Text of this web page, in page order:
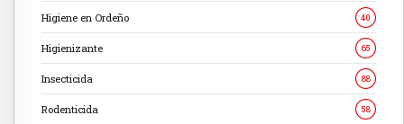
Higiene en Ordeño 40
Higienizante 65
Insecticida 88
Rodenticida 58